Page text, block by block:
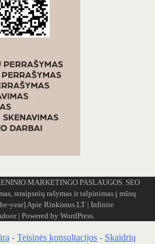
MARKETINGO PASLAUGOS. SEO
straipsnių rašymas ir talpinimas į mūsų
year] Apie Rinkimus.LT| Infinite
| Powered by WordPress.
- Teisinės konsultacijos - Skaidrių